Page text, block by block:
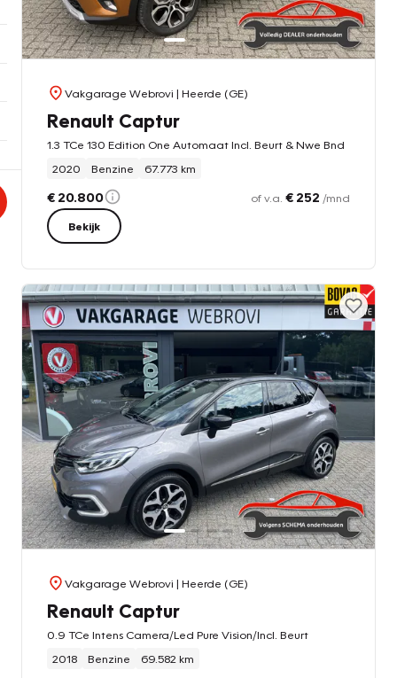
Vakgarage Webrovi | Heerde (GE)
Renault Captur
1.3 TCe 130 Edition One Automaat Incl. Beurt & Nwe Bnd
2020
Benzine 67.773 km
€ 20.800 of v.a. € 252 /mnd
Bekijk
Vakgarage Webrovi | Heerde (GE)
Renault Captur
0.9 TCe Intens Camera/Led Pure Vision/Incl. Beurt
2018
Benzine 69.582 km